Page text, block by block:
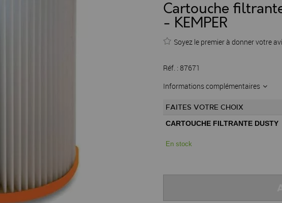
Cartouche
- KEMPER
Soyez le premier à donner votre
Réf. : 87671
Informations complémentaires
FAITES VOTRE CHOIX
CARTOUCHE FILTRANTE DUSTY
En stock